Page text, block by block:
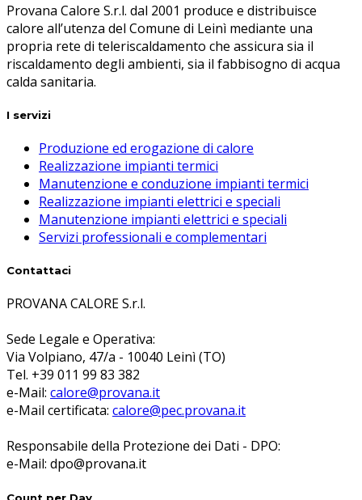
Provana Calore S.r.l. dal 2001 produce e distribuisce
calore all’utenza del Comune di Leinì mediante una
propria rete di teleriscaldamento che assicura sia il
riscaldamento degli ambienti, sia il fabbisogno di acqua
calda sanitaria.
I servizi
Produzione ed erogazione di calore
Realizzazione impianti termici
Manutenzione e conduzione impianti termici
Realizzazione impianti elettrici e speciali
Manutenzione impianti elettrici e speciali
Servizi professionali e complementari
Contattaci
PROVANA CALORE S.r.l.
Sede Legale e Operativa:
Via Volpiano, 47/a - 10040 Leinì (TO)
Tel. +39 011 99 83 382
e-Mail: calore@provana.it
e-Mail certificata: calore@pec.provana.it
Responsabile della Protezione dei Dati - DPO:
e-Mail: dpo@provana.it
Count per Day